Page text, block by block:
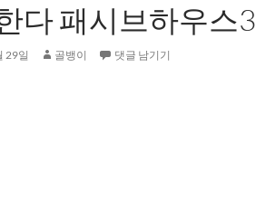
다 패시브하우스3
29일 골뱅이 댓글 남기기